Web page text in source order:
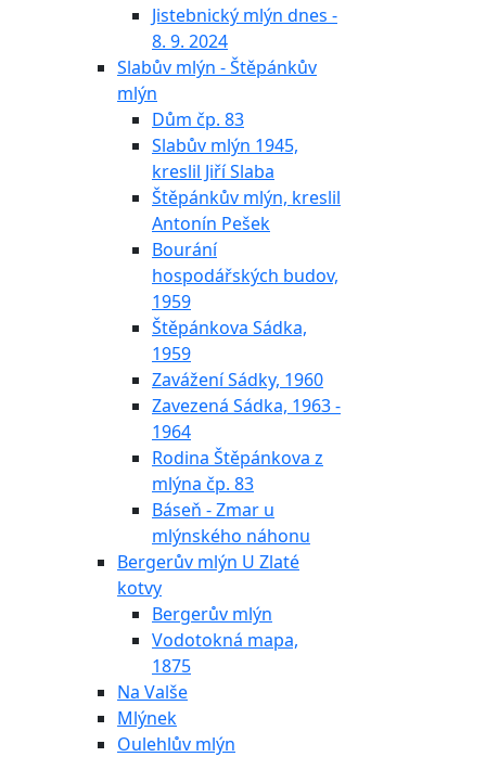
Jistebnický mlýn dnes -
8. 9. 2024
Slabův mlýn - Štěpánkův
mlýn
Dům čp. 83
Slabův mlýn 1945,
kreslil Jiří Slaba
Štěpánkův mlýn, kreslil
Antonín Pešek
Bourání
hospodářských budov,
1959
Štěpánkova Sádka,
1959
Zavážení Sádky, 1960
Zavezená Sádka, 1963 -
1964
Rodina Štěpánkova z
mlýna čp. 83
Báseň - Zmar u
mlýnského náhonu
Bergerův mlýn U Zlaté
kotvy
Bergerův mlýn
Vodotokná mapa,
1875
Na Valše
Mlýnek
Oulehlův mlýn